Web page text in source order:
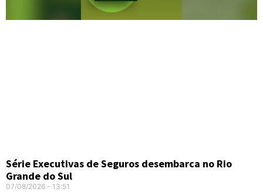
Série Executivas de Seguros desembarca no Rio
Grande do Sul
07/08/2026 13:51